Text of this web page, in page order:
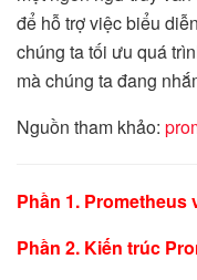
để hỗ trợ việc biểu
chúng ta tối ưu quá
mà chúng ta đang
Nguồn tham khảo:
Phần 1.
Phần 2. Kiến trúc